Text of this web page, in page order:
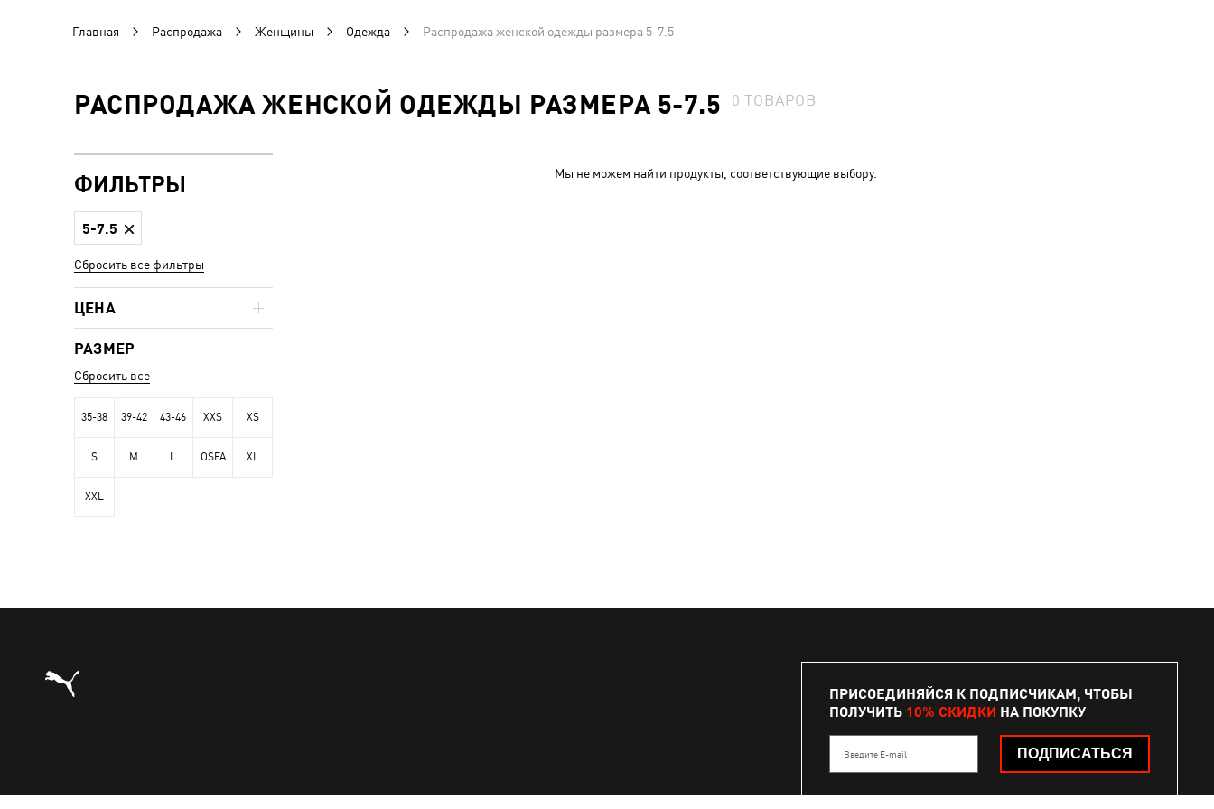
Главная Распродажа Женщины Одежда Распродажа женской одежды размера 5-7.5
РАСПРОДАЖА ЖЕНСКОЙ ОДЕЖДЫ РАЗМЕРА 5-7.5 0ТОВАРОВ
Мы не можем найти продукты, соответствующие выбору.
ФИЛЬТРЫ
5-7.5
Сбросить все фильтры
ЦЕНА
РАЗМЕР
Сбросить все
35-38 39-42 43-46 XXS XS
S M L OSFA XL
XXL
ПРИСОЕДИНЯЙСЯ К ПОДПИСЧИКАМ, ЧТОБЫ
ПОЛУЧИТЬ 10% СКИДКИ НА ПОКУПКУ
Введите E-mail ПОДПИСАТЬСЯ